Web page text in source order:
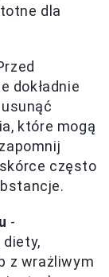
dla
dokładnie
które mogą
często
-
diety,
z wrażliwym